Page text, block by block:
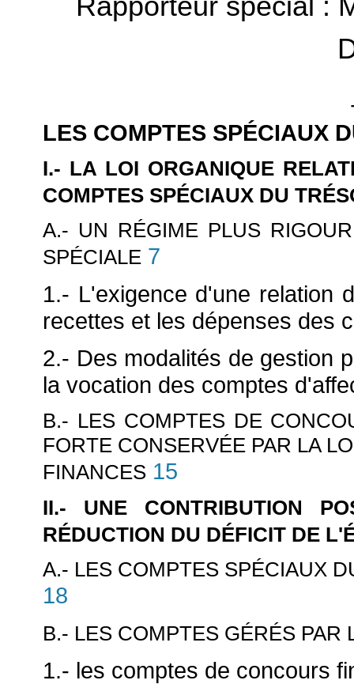
LES COMPTES SPÉCIAUX
I.- LA LOI ORGANIQUE
COMPTES SPÉCIAUX DU
A.- UN RÉGIME PLUS
SPÉCIALE 7
1.- L'exigence d'une relation
recettes et les dépenses des
2.- Des modalités de gestion
la vocation des comptes
B.- LES COMPTES DE
FORTE CONSERVÉE PAR LA
FINANCES 15
II.- UNE CONTRIBUTION
RÉDUCTION DU DÉFICIT DE
A.- LES COMPTES SPÉCIAUX
18
B.- LES COMPTES GÉRÉS PAR
1.- les comptes de concours